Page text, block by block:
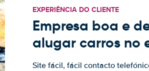
EXPERIÊNCIA DO CLIENTE
Empresa boa e
alugar carros no
Site fácil, fácil contacto